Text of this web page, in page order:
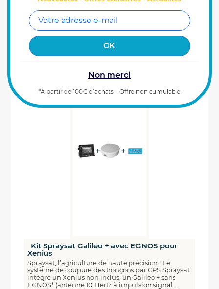
410000 Prix HT
AJOUTER AU PANIER
Kit Spraysat Galileo + avec EGNOS pour
Xenius
Spraysat, l’agriculture de haute précision ! Le
système de coupure des tronçons par GPS Spraysat
intègre un Xenius non inclus, un Galileo + sans
EGNOS* (antenne 10 Hertz à impulsion signal...
Non merci
*A partir de 100€ d’achats - Offre non cumulable